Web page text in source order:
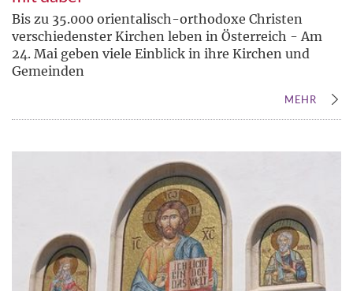
Bis zu 35.000 orientalisch-orthodoxe Christen
verschiedenster Kirchen leben in Österreich - Am
24. Mai geben viele Einblick in ihre Kirchen und
Gemeinden
MEHR